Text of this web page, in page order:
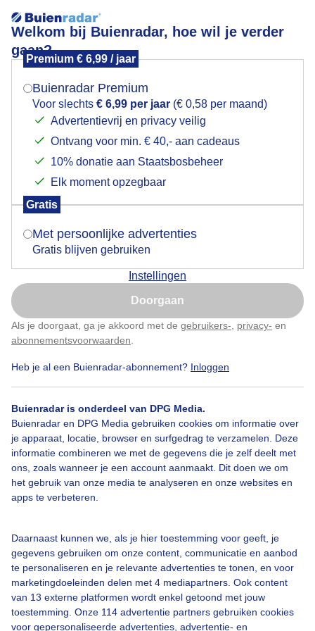
Welkom bij Buienradar, hoe wil je verder
gaan?
Premium € 6,99 / jaar
Buienradar Premium
Voor slechts € 6,99 per jaar (€ 0,58 per maand)
Advertentievrij en privacy veilig
Ontvang voor min. € 40,- aan cadeaus
10% donatie aan Staatsbosbeheer
Elk moment opzegbaar
Gratis
Met persoonlijke advertenties
Gratis blijven gebruiken
Instellingen
Doorgaan
Als je doorgaat, ga je akkoord met de gebruikers- privacy- en
abonnementsvoorwaarden
Heb je al een Buienradar-abonnement? Inloggen
Buienradar is onderdeel van DPG Media.
Buienradar en DPG Media gebruiken cookies om informatie over
je apparaat, locatie, browser en surfgedrag te verzamelen. Deze
informatie combineren we met de gegevens die je zelf deelt met
ons, zoals wanneer je een account aanmaakt. Dit doen we om
het gebruik van onze media te analyseren en onze websites en
apps te verbeteren.
Daarnaast kunnen we, als je hier toestemming voor geeft, je
gegevens gebruiken om onze content, communicatie en aanbod
te personaliseren en je relevante advertenties te tonen, en voor
marketingdoeleinden delen met 4 mediapartners. Ook content
van 13 externe platformen wordt enkel getoond met jouw
toestemming. Onze 114 advertentie partners gebruiken cookies
voor gepersonaliseerde advertenties, advertentie- en
genietenaanzee
Een moment geduld aub...
Populaire categorieën
Lente
Zomer
Over Buienradar
Bedrijfsgegevens
Veelgestelde vragen
Contact
Toegankelijkheid
Buienradar Team
Privacy beleid
Cookie beleid
Privacy instellingen
Mogen we je locatie gebruiken voor het
Indien je hier nog geen akkoord op hebt gegeven,
verschijnt er zo een pop-up uit je browser waarin
Is goed, toon de popup
Nu niet, misschien later
Klik hierom dit aan te passen